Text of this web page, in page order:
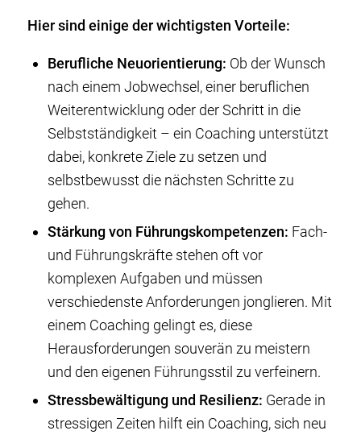
Hier sind einige der wichtigsten Vorteile:
Berufliche Neuorientierung: Ob der Wunsch
nach einem Jobwechsel, einer beruflichen
Weiterentwicklung oder der Schritt in die
Selbstständigkeit – ein Coaching unterstützt
dabei, konkrete Ziele zu setzen und
selbstbewusst die nächsten Schritte zu
gehen.
Stärkung von Führungskompetenzen: Fach-
und Führungskräfte stehen oft vor
komplexen Aufgaben und müssen
verschiedenste Anforderungen jonglieren. Mit
einem Coaching gelingt es, diese
Herausforderungen souverän zu meistern
und den eigenen Führungsstil zu verfeinern.
Stressbewältigung und Resilienz: Gerade in
stressigen Zeiten hilft ein Coaching, sich neu